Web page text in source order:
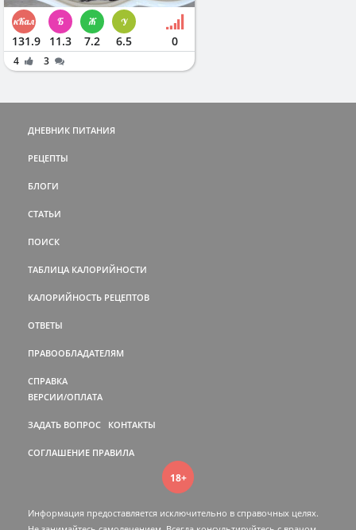
131.9 11.3 7.2 6.5 0
4 3
ДНЕВНИК ПИТАНИЯ
РЕЦЕПТЫ
БЛОГИ
СТАТЬИ
ПОИСК
ТАБЛИЦА КАЛОРИЙНОСТИ
КАЛОРИЙНОСТЬ РЕЦЕПТОВ
ОТВЕТЫ
ПРАВООБЛАДАТЕЛЯМ
СПРАВКА
ВЕРСИИ/ОПЛАТА
ЗАДАТЬ ВОПРОС КОНТАКТЫ
СОГЛАШЕНИЕ ПРАВИЛА
18+
Информация предоставляется исключительно в справочных целях.